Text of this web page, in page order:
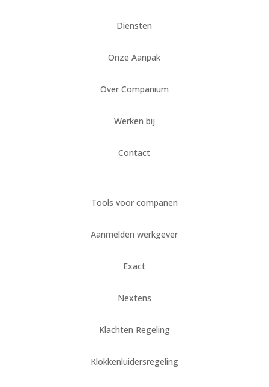
Diensten
Onze Aanpak
Over Companium
Werken bij
Contact
Tools voor companen
Aanmelden werkgever
Exact
Nextens
Klachten Regeling
Klokkenluidersregeling